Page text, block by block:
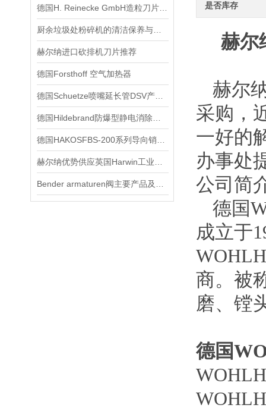
赫尔纳进口砍排机刀片推荐
德国Forsthoff 空气加热器
是否库存
赫尔
赫尔
采购，
一好的
办事处
公司简
德国
成立于
商。被
磨、镗
德国